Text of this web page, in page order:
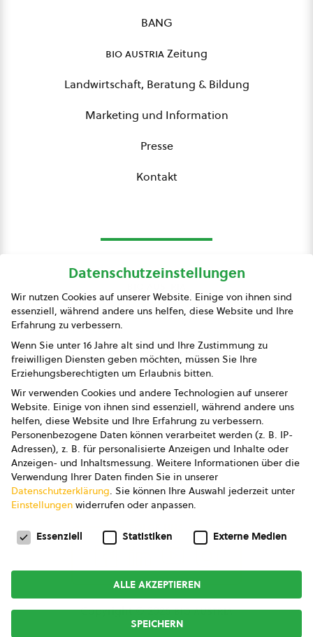
BANG
bio austriaZeitung
Landwirtschaft, Beratung & Bildung
Marketing und Information
Presse
Kontakt
Presse
Impressum
Datenschutz
AGB
AGB Marketing GmbH
AGB Bildung
Newsletter
Copyright © 2026bio austria
Datenschutzeinstellungen
Wir nutzen Cookies auf unserer Website. Einige von ihnen sind
essenziell, während andere uns helfen, diese Website und Ihre
Erfahrung zu verbessern.
Wenn Sie unter 16 Jahre alt sind und Ihre Zustimmung zu
freiwilligen Diensten geben möchten, müssen Sie Ihre
Erziehungsberechtigten um Erlaubnis bitten.
Wir verwenden Cookies und andere Technologien auf unserer
Website. Einige von ihnen sind essenziell, während andere uns
helfen, diese Website und Ihre Erfahrung zu verbessern.
Personenbezogene Daten können verarbeitet werden (z. B. IP-
Adressen), z. B. für personalisierte Anzeigen und Inhalte oder
Anzeigen- und Inhaltsmessung. Weitere Informationen über die
Verwendung Ihrer Daten finden Sie in unserer
Datenschutzerklärung. Sie können Ihre Auswahl jederzeit unter
Einstellungen widerrufen oder anpassen.
Datenschutzeinstellungen
Essenziell Statistiken Externe Medien
ALLE AKZEPTIEREN
SPEICHERN